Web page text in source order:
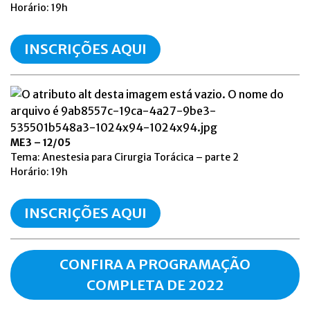
Horário: 19h
INSCRIÇÕES AQUI
ME3 – 12/05
Tema: Anestesia para Cirurgia Torácica – parte 2
Horário: 19h
INSCRIÇÕES AQUI
CONFIRA A PROGRAMAÇÃO
COMPLETA DE 2022